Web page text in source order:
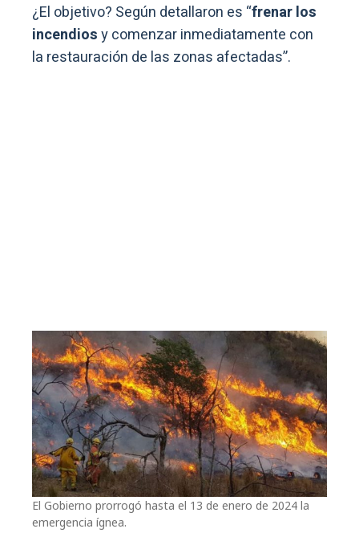
¿El objetivo? Según detallaron es “frenar los
incendiosy comenzar inmediatamente con
la restauración de las zonas afectadas”.
El Gobierno prorrogó hasta el 13 de enero de 2024 la
emergencia ígnea.